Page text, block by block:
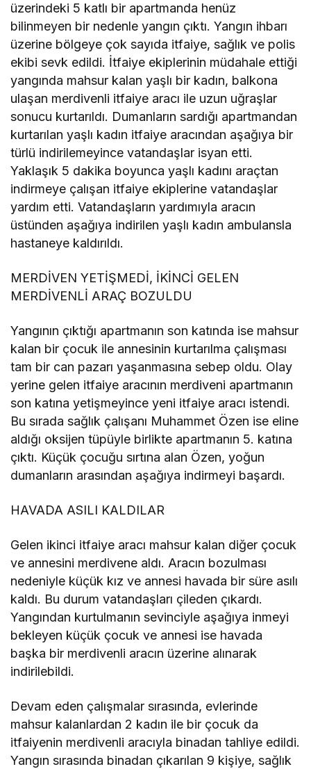
üzerindeki 5 katlı bir apartmanda henüz
bilinmeyen bir nedenle yangın çıktı. Yangın ihbarı
üzerine bölgeye çok sayıda itfaiye, sağlık ve polis
ekibi sevk edildi. İtfaiye ekiplerinin müdahale ettiği
yangında mahsur kalan yaşlı bir kadın, balkona
ulaşan merdivenli itfaiye aracı ile uzun uğraşlar
sonucu kurtarıldı. Dumanların sardığı apartmandan
kurtarılan yaşlı kadın itfaiye aracından aşağıya bir
türlü indirilemeyince vatandaşlar isyan etti.
Yaklaşık 5 dakika boyunca yaşlı kadını araçtan
indirmeye çalışan itfaiye ekiplerine vatandaşlar
yardım etti. Vatandaşların yardımıyla aracın
üstünden aşağıya indirilen yaşlı kadın ambulansla
hastaneye kaldırıldı.
MERDİVEN YETİŞMEDİ, İKİNCİ GELEN
MERDİVENLİ ARAÇ BOZULDU
Yangının çıktığı apartmanın son katında ise mahsur
kalan bir çocuk ile annesinin kurtarılma çalışması
tam bir can pazarı yaşanmasına sebep oldu. Olay
yerine gelen itfaiye aracının merdiveni apartmanın
son katına yetişmeyince yeni itfaiye aracı istendi.
Bu sırada sağlık çalışanı Muhammet Özen ise eline
aldığı oksijen tüpüyle birlikte apartmanın 5. katına
çıktı. Küçük çocuğu sırtına alan Özen, yoğun
dumanların arasından aşağıya indirmeyi başardı.
HAVADA ASILI KALDILAR
Gelen ikinci itfaiye aracı mahsur kalan diğer çocuk
ve annesini merdivene aldı. Aracın bozulması
nedeniyle küçük kız ve annesi havada bir süre asılı
kaldı. Bu durum vatandaşları çileden çıkardı.
Yangından kurtulmanın sevinciyle aşağıya inmeyi
bekleyen küçük çocuk ve annesi ise havada
başka bir merdivenli aracın üzerine alınarak
indirilebildi.
Devam eden çalışmalar sırasında, evlerinde
mahsur kalanlardan 2 kadın ile bir çocuk da
itfaiyenin merdivenli aracıyla binadan tahliye edildi.
Yangın sırasında binadan çıkarılan 9 kişiye, sağlık